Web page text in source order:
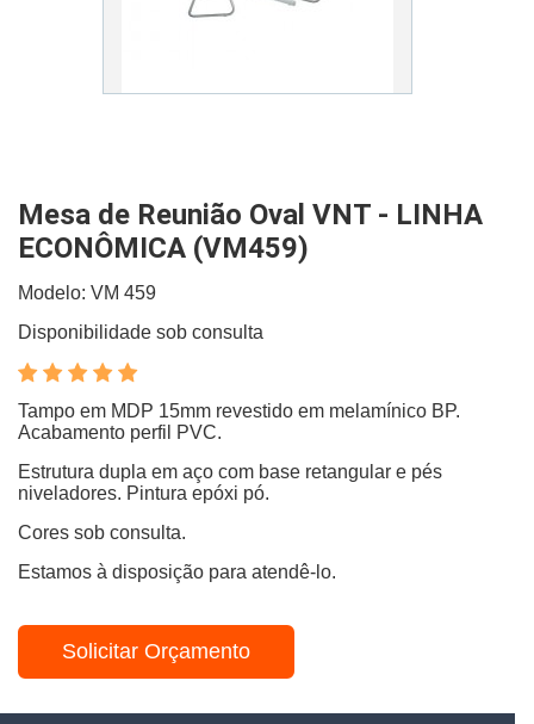
Mesa de Reunião Oval VNT - LINHA
ECONÔMICA (VM459)
Modelo: VM 459
Disponibilidade sob consulta
Tampo em MDP 15mm revestido em melamínico BP.
Acabamento perfil PVC.
Estrutura dupla em aço com base retangular e pés
niveladores. Pintura epóxi pó.
Cores sob consulta.
Estamos à disposição para atendê-lo.
Solicitar Orçamento